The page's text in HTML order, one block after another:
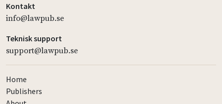
Kontakt
info@lawpub.se
Teknisk support
support@lawpub.se
Home
Publishers